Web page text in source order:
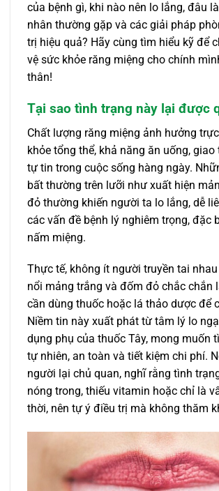
của bệnh gì, khi nào nên lo lắng, đâu
nhân thường gặp và các giải pháp
trị hiệu quả? Hãy cùng tìm hiểu kỹ để
vệ sức khỏe răng miệng cho chính
thân!
Tại sao tình trạng này lại được
Chất lượng răng miệng ảnh hưởng
khỏe tổng thể, khả năng ăn uống,
tự tin trong cuộc sống hàng ngày.
bất thường trên lưỡi như xuất hiện
đỏ thường khiến người ta lo lắng, dễ
các vấn đề bệnh lý nghiêm trọng, đặc
nấm miệng.
Thực tế, không ít người truyền tai nhau
nổi mảng trắng và đốm đỏ chắc chắn
cần dùng thuốc hoặc lá thảo dược để
Niềm tin này xuất phát từ tâm lý lo
dụng phụ của thuốc Tây, mong muốn
tự nhiên, an toàn và tiết kiệm chi phí.
người lại chủ quan, nghĩ rằng tình
nóng trong, thiếu vitamin hoặc chỉ là
thời, nên tự ý điều trị mà không thăm